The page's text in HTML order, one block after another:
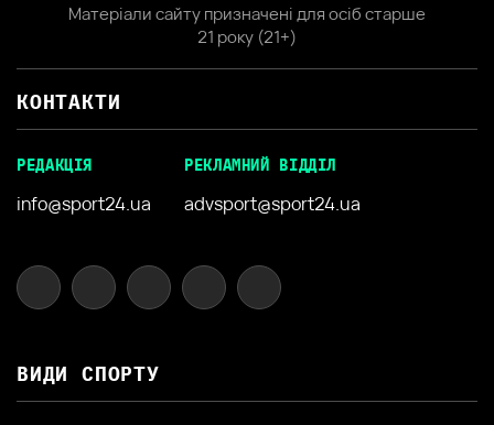
Матеріали сайту призначені для осіб старше
21 року (21+)
КОНТАКТИ
РЕДАКЦІЯ
info@sport24.ua
РЕКЛАМНИЙ ВІДДІЛ
advsport@sport24.ua
ВИДИ СПОРТУ